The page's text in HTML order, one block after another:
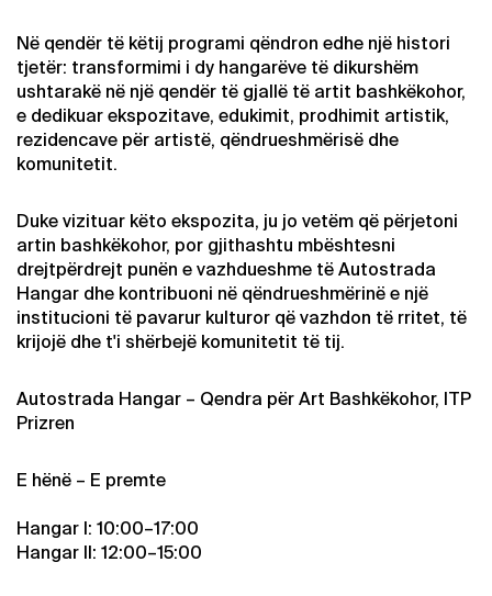
Në qendër të këtij programi qëndron edhe një histori
tjetër: transformimi i dy hangarëve të dikurshëm
ushtarakë në një qendër të gjallë të artit bashkëkohor,
e dedikuar ekspozitave, edukimit, prodhimit artistik,
rezidencave për artistë, qëndrueshmërisë dhe
komunitetit.
Duke vizituar këto ekspozita, ju jo vetëm që përjetoni
artin bashkëkohor, por gjithashtu mbështesni
drejtpërdrejt punën e vazhdueshme të Autostrada
Hangar dhe kontribuoni në qëndrueshmërinë e një
institucioni të pavarur kulturor që vazhdon të rritet, të
krijojë dhe t'i shërbejë komunitetit të tij.
Autostrada Hangar – Qendra për Art Bashkëkohor, ITP
Prizren
E hënë – E premte
Hangar I: 10:00–17:00
Hangar II: 12:00–15:00